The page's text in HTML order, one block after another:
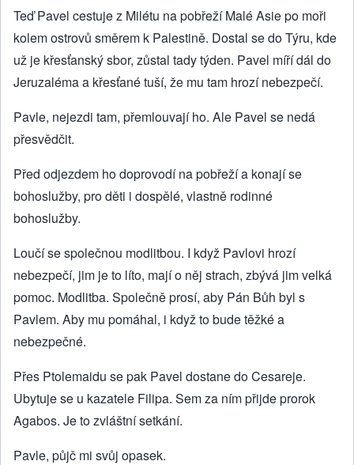
Teď Pavel cestuje z Milétu na pobřeží Malé Asie po moři
kolem ostrovů směrem k Palestině. Dostal se do Týru, kde
už je křesťanský sbor, zůstal tady týden. Pavel míří dál do
Jeruzaléma a křesťané tuší, že mu tam hrozí nebezpečí.
Pavle, nejezdi tam, přemlouvají ho. Ale Pavel se nedá
přesvědčit.
Před odjezdem ho doprovodí na pobřeží a konají se
bohoslužby, pro děti i dospělé, vlastně rodinné
bohoslužby.
Loučí se společnou modlitbou. I když Pavlovi hrozí
nebezpečí, jim je to líto, mají o něj strach, zbývá jim velká
pomoc. Modlitba. Společně prosí, aby Pán Bůh byl s
Pavlem. Aby mu pomáhal, i když to bude těžké a
nebezpečné.
Přes Ptolemaidu se pak Pavel dostane do Cesareje.
Ubytuje se u kazatele Filipa. Sem za ním přijde prorok
Agabos. Je to zvláštní setkání.
Pavle, půjč mi svůj opasek.